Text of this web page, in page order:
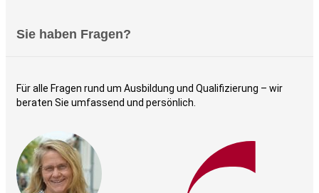
Sie haben Fragen?
Für alle Fragen rund um Ausbildung und Qualifizierung – wir
beraten Sie umfassend und persönlich.​